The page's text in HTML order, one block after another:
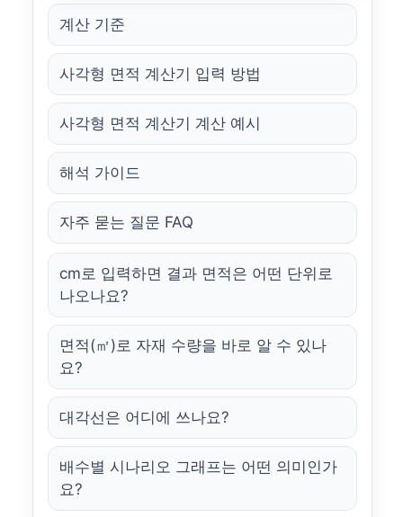
계산 기준
사각형 면적 계산기 입력 방법
사각형 면적 계산기 계산 예시
해석 가이드
자주 묻는 질문 FAQ
cm로 입력하면 결과 면적은 어떤 단위로
나오나요?
면적(㎡)로 자재 수량을 바로 알 수 있나
요?
대각선은 어디에 쓰나요?
배수별 시나리오 그래프는 어떤 의미인가
요?